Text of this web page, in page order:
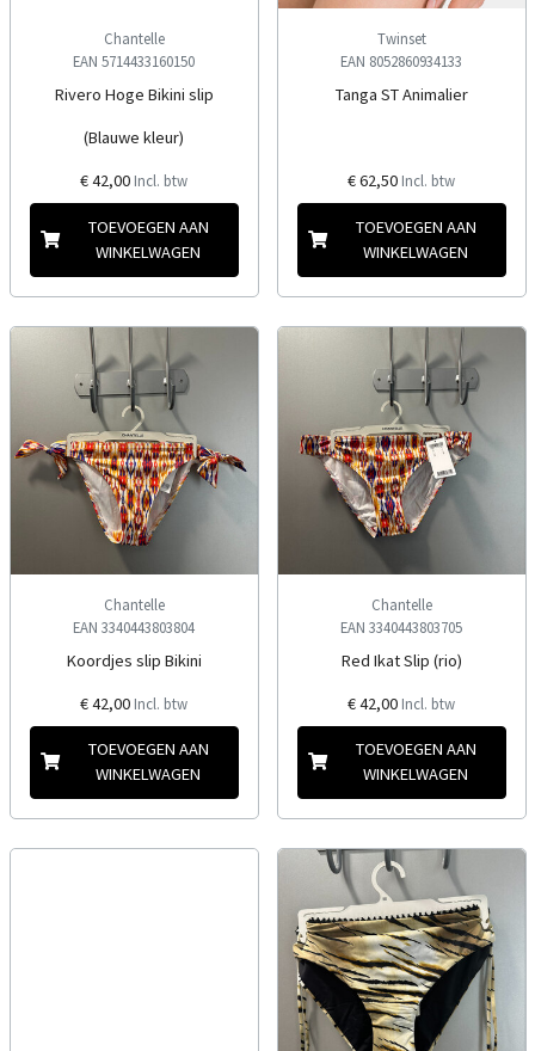
Chantelle
EAN 5714433160150
Rivero Hoge Bikini slip
(Blauwe kleur)
€ 42,00 Incl. btw
TOEVOEGEN AAN
WINKELWAGEN
Twinset
EAN 8052860934133
Tanga ST Animalier
€ 62,50 Incl. btw
TOEVOEGEN AAN
WINKELWAGEN
Chantelle
EAN 3340443803804
Koordjes slip Bikini
€ 42,00 Incl. btw
TOEVOEGEN AAN
WINKELWAGEN
Chantelle
EAN 3340443803705
Red Ikat Slip (rio)
€ 42,00 Incl. btw
TOEVOEGEN AAN
WINKELWAGEN